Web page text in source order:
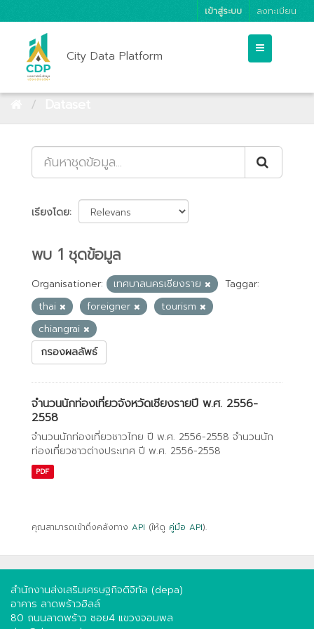
เข้าสู่ระบบ ลงทะเบียน
City Data Platform
เรียงโดย
พบ 1 ชุดข้อมูล
Organisationer: เทศบาลนครเชียงราย
Taggar:
thai
foreigner
tourism
chiangrai
กรองผลลัพธ์
จำนวนนักท่องเที่ยวจังหวัดเชียงรายปี พ.ศ. 2556-
2558
จำนวนนักท่องเที่ยวชาวไทย ปี พ.ศ. 2556-2558 จำนวนนัก
ท่องเที่ยวชาวต่างประเทศ ปี พ.ศ. 2556-2558
PDF
คุณสามารถเข้าถึงคลังทาง API (ให้ดู คู่มือ API).
สำนักงานส่งเสริมเศรษฐกิจดิจิทัล (depa)
อาคาร ลาดพร้าวฮิลล์
80 ถนนลาดพร้าว ซอย4 แขวงจอมพล